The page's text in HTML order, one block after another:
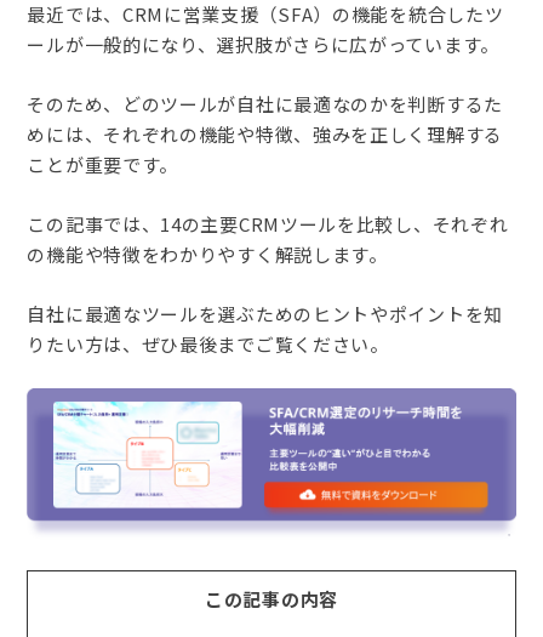
最近では、CRMに営業支援（SFA）の機能を統合したツ
ールが一般的になり、選択肢がさらに広がっています。
そのため、どのツールが自社に最適なのかを判断するた
めには、それぞれの機能や特徴、強みを正しく理解する
ことが重要です。
この記事では、14の主要CRMツールを比較し、それぞれ
の機能や特徴をわかりやすく解説します。
自社に最適なツールを選ぶためのヒントやポイントを知
りたい方は、ぜひ最後までご覧ください。
この記事の内容